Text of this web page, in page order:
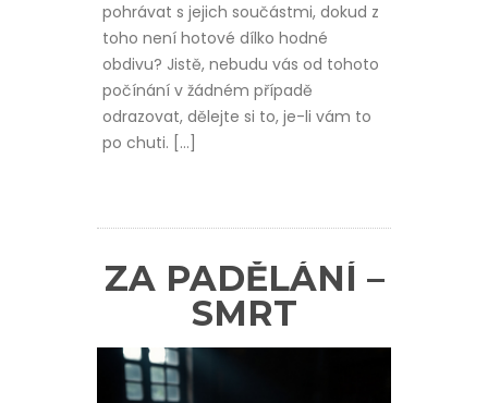
pohrávat s jejich součástmi, dokud z
toho není hotové dílko hodné
obdivu? Jistě, nebudu vás od tohoto
počínání v žádném případě
odrazovat, dělejte si to, je-li vám to
po chuti. […]
ZA PADĚLÁNÍ –
SMRT